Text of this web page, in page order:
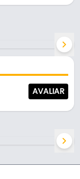
no uso
AVALIAR